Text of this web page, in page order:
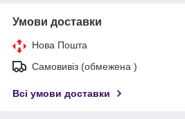
Умови доставки
Нова Пошта
Самовивіз (обмежена )
Всі умови доставки